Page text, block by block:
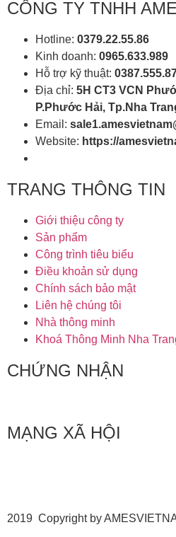
CÔNG TY TNHH
Hotline: 0379.22.55.86
Kinh doanh: 0965.633.989
Hỗ trợ kỹ thuật:
Địa chỉ: 5H CT3 VCN
P.Phước Hải, Tp.Nha
Email:
Website: https://
TRANG THÔNG TIN
Giới thiệu công ty
Sản phẩm
Công trình tiêu biểu
Điều khoản sử dụng
Chính sách bảo mật
Liên hệ chúng tôi
Nhà thông minh
Khoá Thông Minh Nha
CHỨNG NHẬN
MẠNG XÃ HỘI
2019 Copyright by